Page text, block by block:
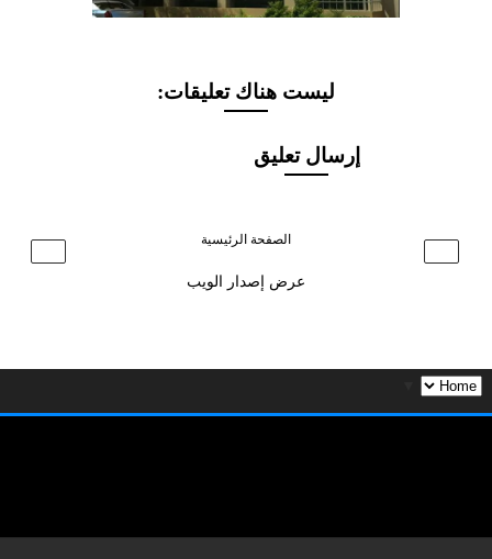
ليست هناك تعليقات:
إرسال تعليق
‹
› الصفحة الرئيسية
عرض إصدار الويب